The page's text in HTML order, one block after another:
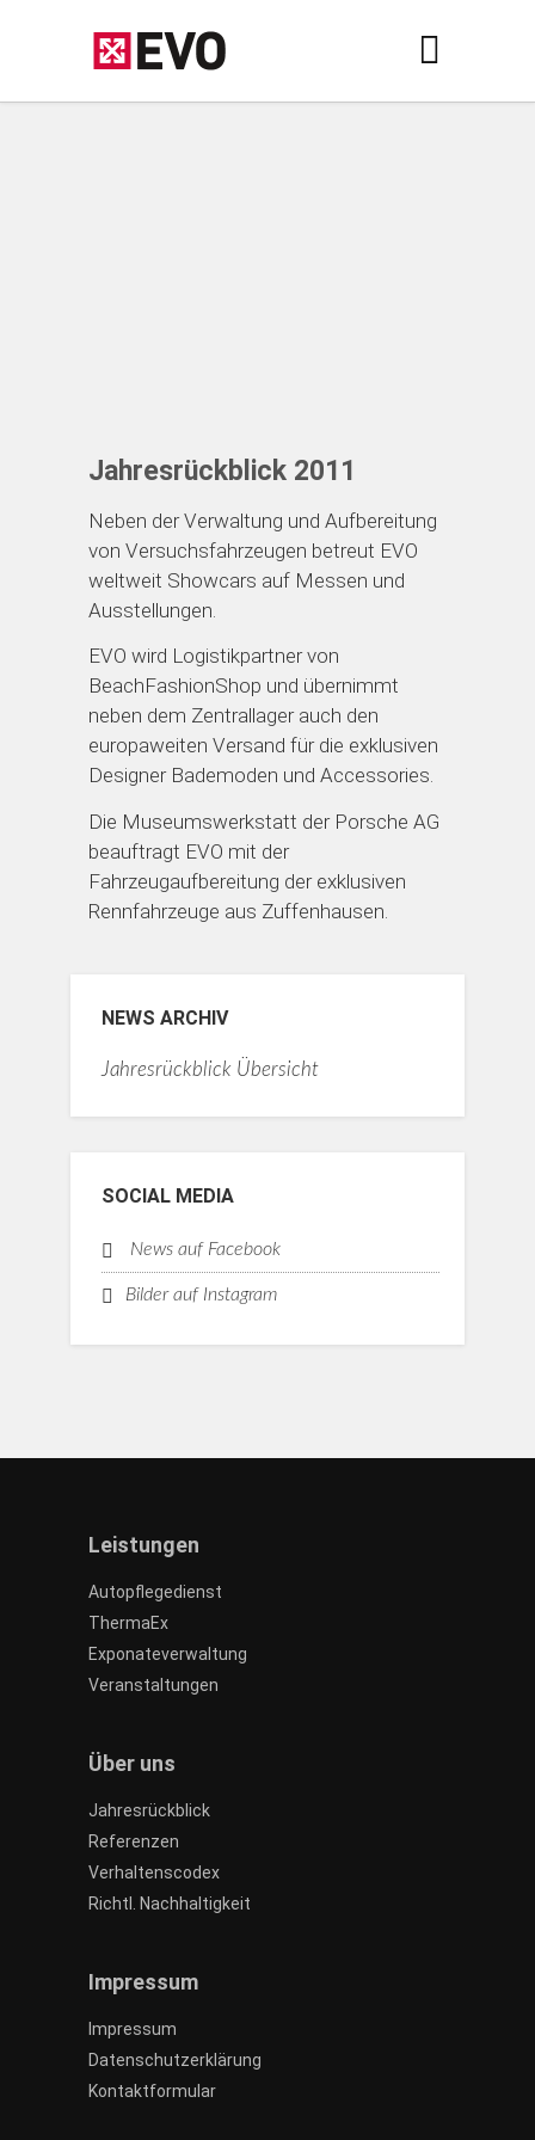
Jahresrückblick 2011
Neben der Verwaltung und Aufbereitung
von Versuchsfahrzeugen betreut EVO
weltweit Showcars auf Messen und
Ausstellungen.
EVO wird Logistikpartner von
BeachFashionShop und übernimmt
neben dem Zentrallager auch den
europaweiten Versand für die exklusiven
Designer Bademoden und Accessories.
Die Museumswerkstatt der Porsche AG
beauftragt EVO mit der
Fahrzeugaufbereitung der exklusiven
Rennfahrzeuge aus Zuffenhausen.
NEWS ARCHIV
Jahresrückblick Übersicht
SOCIAL MEDIA
News auf Facebook
Bilder auf Instagram
Leistungen
Autopflegedienst
ThermaEx
Exponateverwaltung
Veranstaltungen
Über uns
Jahresrückblick
Referenzen
Verhaltenscodex
Richtl. Nachhaltigkeit
Impressum
Impressum
Datenschutzerklärung
Kontaktformular